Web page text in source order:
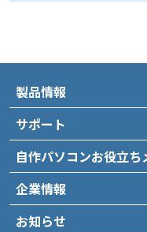
製品情報
サポート
自作パソコンお役立ち
企業情報
お知らせ